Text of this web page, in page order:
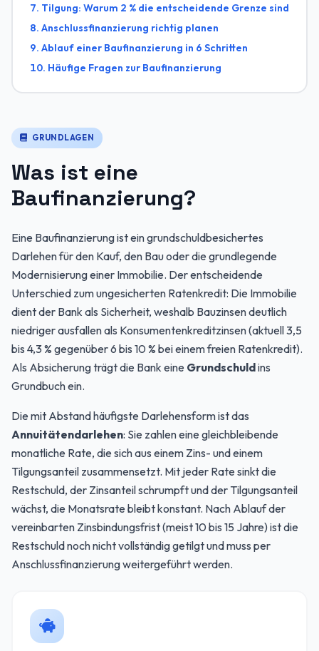
Tilgung: Warum 2 % die entscheidende Grenze sind
Anschlussfinanzierung richtig planen
Ablauf einer Baufinanzierung in 6 Schritten
Häufige Fragen zur Baufinanzierung
GRUNDLAGEN
Was ist eine
Baufinanzierung?
Eine Baufinanzierung ist ein grundschuldbesichertes
Darlehen für den Kauf, den Bau oder die grundlegende
Modernisierung einer Immobilie. Der entscheidende
Unterschied zum ungesicherten Ratenkredit: Die Immobilie
dient der Bank als Sicherheit, weshalb Bauzinsen deutlich
niedriger ausfallen als Konsumentenkreditzinsen (aktuell 3,5
bis 4,3 % gegenüber 6 bis 10 % bei einem freien Ratenkredit).
Als Absicherung trägt die Bank eine Grundschuldins
Grundbuch ein.
Die mit Abstand häufigste Darlehensform ist das
Annuitätendarlehen: Sie zahlen eine gleichbleibende
monatliche Rate, die sich aus einem Zins- und einem
Tilgungsanteil zusammensetzt. Mit jeder Rate sinkt die
Restschuld, der Zinsanteil schrumpft und der Tilgungsanteil
wächst, die Monatsrate bleibt konstant. Nach Ablauf der
vereinbarten Zinsbindungsfrist (meist 10 bis 15 Jahre) ist die
Restschuld noch nicht vollständig getilgt und muss per
Anschlussfinanzierung weitergeführt werden.